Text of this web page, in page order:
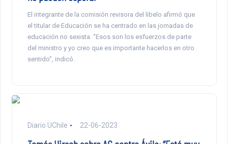
El integrante de la comisión revisora del libelo afirmó que
el titular de Educación se ha centrado en las jornadas de
educación no sexista. “Esos son los esfuerzos de parte
del ministro y yo creo que es importante hacerlos en otro
sentido”, indicó.
Diario UChile 22-06-2023